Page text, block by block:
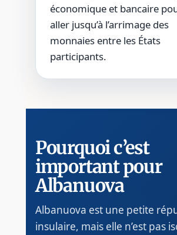
économique et bancaire
aller jusqu’à l’arrimage des
monnaies entre les États
participants.
Pourquoi c’est
important pour
Albanuova
Albanuova est une petite
insulaire, mais elle n’est pas